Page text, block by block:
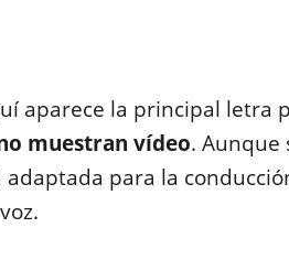
aparece la principal letra
muestran vídeo. Aunque
adaptada para la